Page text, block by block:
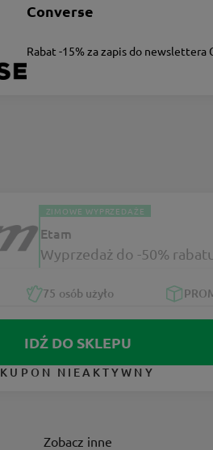
Converse
Rabat -15% za zapis do newslettera
ZIMOWE WYPRZEDAŻE
Etam
Wyprzedaż do -50%
75 osób użyło
IDŹ DO SKLEPU
KUPON NIEAKTYWNY
Zobacz inne